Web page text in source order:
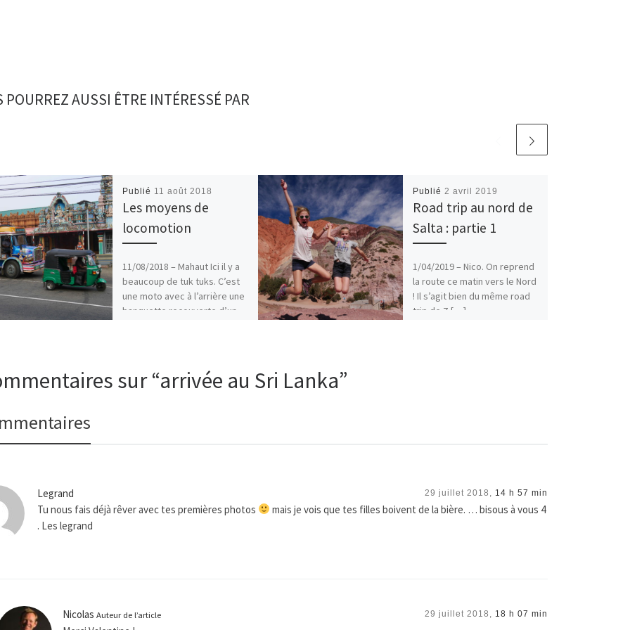
POURREZ AUSSI ÊTRE INTÉRESSÉ PAR
Publié 11 août 2018
Les moyens de
locomotion
11/08/2018 – Mahaut Ici il y a
beaucoup de tuk tuks. C’est
une moto avec à l’arrière une
banquette recouverte d’un
Publié 2 avril 2019
Road trip au nord de
Salta : partie 1
1/04/2019 – Nico. On reprend
la route ce matin vers le Nord
! Il s’agit bien du même road
trip de 7 […]
sur “arrivée au Sri Lanka”
Legrand 29 juillet 2018, 14 h 57 min
Tu nous fais déjà rêver avec tes premières photos
mais je vois que tes filles boivent de la bière. … bisous à vous 4
. Les legrand
NicolasAuteur de l’article 29 juillet 2018, 18 h 07 min